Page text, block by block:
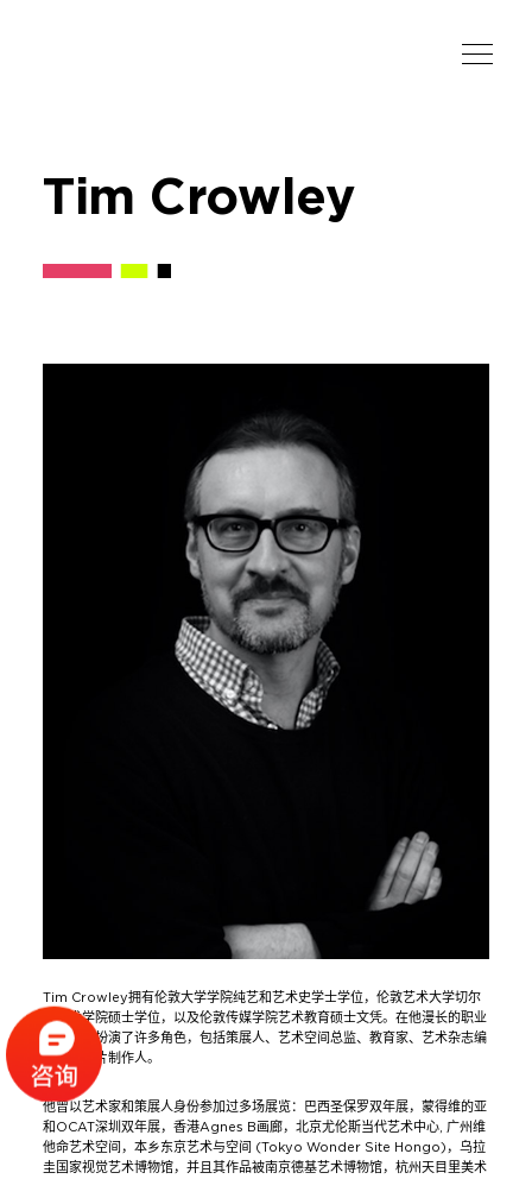
Tim Crowley
Tim Crowley拥有伦敦大学学院纯艺和艺术史学士学位，伦敦艺术大学切尔
西艺术学院硕士学位，以及伦敦传媒学院艺术教育硕士文凭。在他漫长的职业
生涯中还扮演了许多角色，包括策展人、艺术空间总监、教育家、艺术杂志编
辑和纪录片制作人。
他曾以艺术家和策展人身份参加过多场展览：巴西圣保罗双年展，蒙得维的亚
和OCAT深圳双年展，香港Agnes B画廊，北京尤伦斯当代艺术中心, 广州维
他命艺术空间，本乡东京艺术与空间 (Tokyo Wonder Site Hongo)，乌拉
圭国家视觉艺术博物馆，并且其作品被南京德基艺术博物馆，杭州天目里美术